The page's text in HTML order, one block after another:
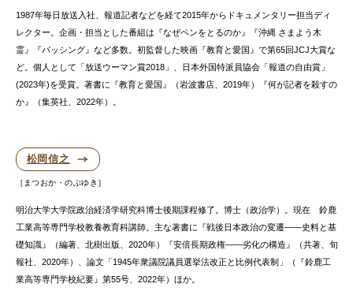
1987年毎日放送入社、報道記者などを経て2015年からドキュメンタリー担当ディ
レクター。企画・担当とした番組は『なぜペンをとるのか』『沖縄 さまよう木
霊』『バッシング』など多数。初監督した映画『教育と愛国』で第65回JCJ大賞な
ど。個人として「放送ウーマン賞2018」、日本外国特派員協会「報道の自由賞」
(2023年)を受賞。著書に『教育と愛国』（岩波書店、2019年）『何が記者を殺すの
か』（集英社、2022年）。
松岡信之
まつおか・のぶゆき
明治大学大学院政治経済学研究科博士後期課程修了。博士（政治学）。現在 鈴鹿
工業高等専門学校教養教育科講師。主な著書に『戦後日本政治の変遷――史料と基
礎知識』（編著、北樹出版、2020年）『安倍長期政権――劣化の構造』（共著、旬
報社、2020年）、論文「1945年衆議院議員選挙法改正と比例代表制」（『鈴鹿工
業高等専門学校紀要』第55号、2022年）ほか。